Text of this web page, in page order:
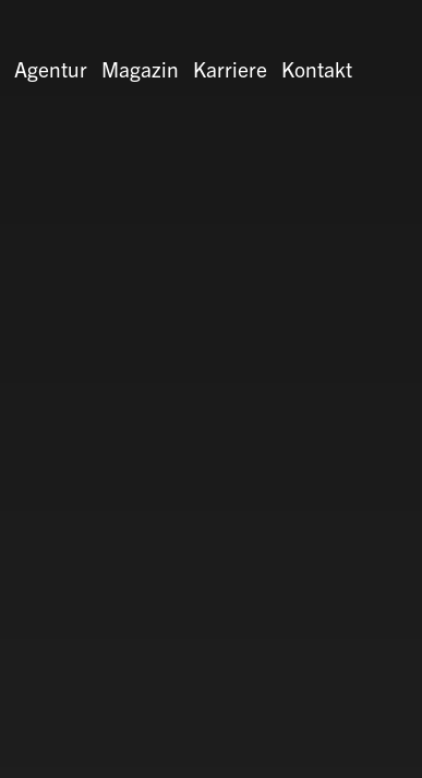
Agentur Magazin Karriere Kontakt